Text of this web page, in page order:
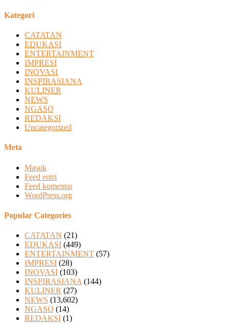
Kategori
CATATAN
EDUKASI
ENTERTAINMENT
IMPRESI
INOVASI
INSPIRASIANA
KULINER
NEWS
NGASO
REDAKSI
Uncategorized
Meta
Masuk
Feed entri
Feed komentar
WordPress.org
Popular Categories
CATATAN (21)
EDUKASI (449)
ENTERTAINMENT (57)
IMPRESI (28)
INOVASI (103)
INSPIRASIANA (144)
KULINER (27)
NEWS (13,602)
NGASO (14)
REDAKSI (1)